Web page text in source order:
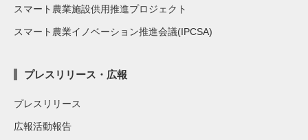
スマート農業施設供用推進プロジェクト
スマート農業イノベーション推進会議(IPCSA)
プレスリリース・広報
プレスリリース
広報活動報告